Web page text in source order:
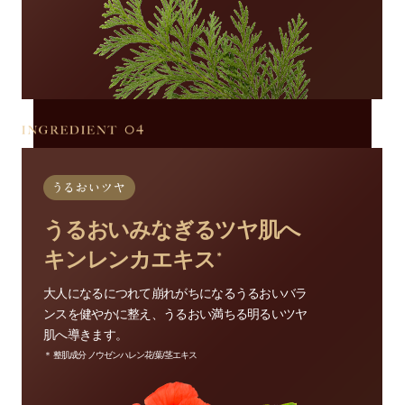
うるおいみなぎるツヤ肌へ
キンレンカエキス ＊
大人になるにつれて崩れがちになるうるおいバラ
ンスを健やかに整え、うるおい満ちる明るいツヤ
肌へ導きます。
＊ 整肌成分 ノウゼンハレン花/葉/茎エキス